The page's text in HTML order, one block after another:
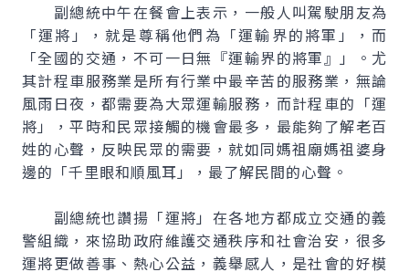
副總統中午在餐會上表示，一般人叫駕駛朋友為
「運將」，就是尊稱他們為「運輸界的將軍」，而
「全國的交通，不可一日無『運輸界的將軍』」。尤
其計程車服務業是所有行業中最辛苦的服務業，無論
風雨日夜，都需要為大眾運輸服務，而計程車的「運
將」，平時和民眾接觸的機會最多，最能夠了解老百
姓的心聲，反映民眾的需要，就如同媽祖廟媽祖婆身
邊的「千里眼和順風耳」，最了解民間的心聲。
副總統也讚揚「運將」在各地方都成立交通的義
警組織，來協助政府維護交通秩序和社會治安，很多
運將更做善事、熱心公益，義舉感人，是社會的好模